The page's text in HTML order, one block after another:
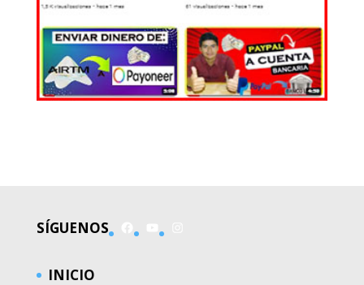
SÍGUENOS
INICIO